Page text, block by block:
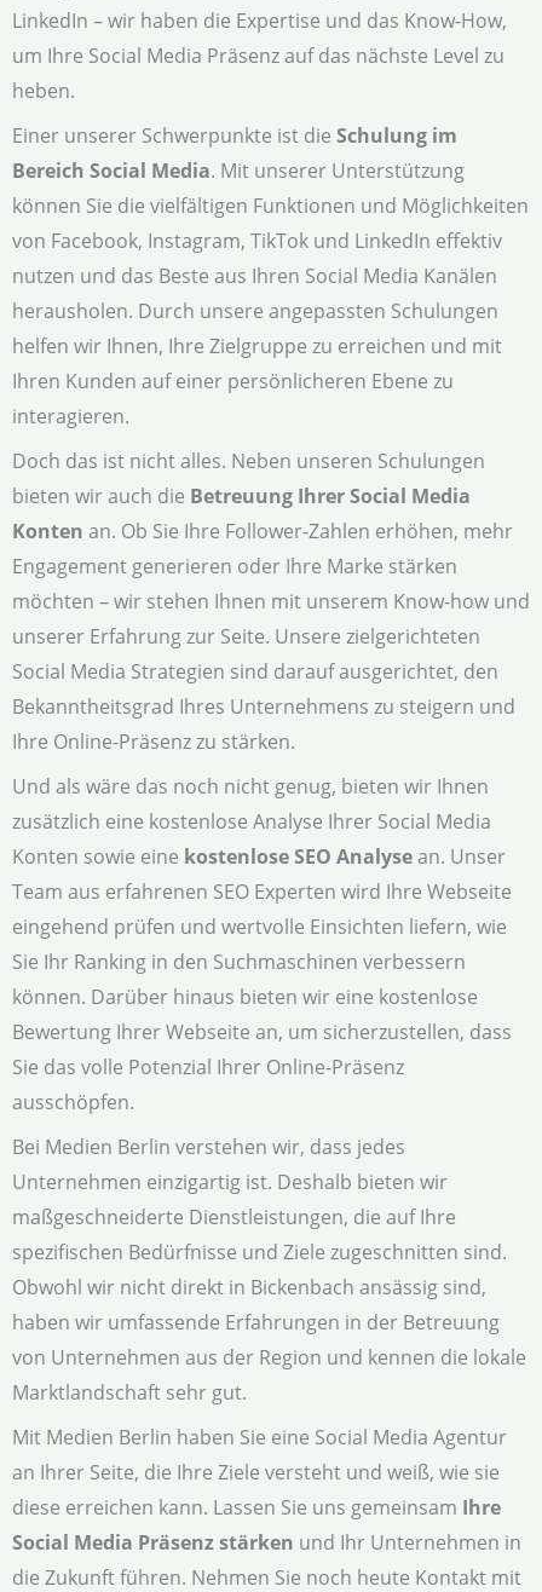
LinkedIn – wir haben die Expertise und das Know-How,
um Ihre Social Media Präsenz auf das nächste Level zu
heben.
Einer unserer Schwerpunkte ist die Schulung im
Bereich Social Media. Mit unserer Unterstützung
können Sie die vielfältigen Funktionen und Möglichkeiten
von Facebook, Instagram, TikTok und LinkedIn effektiv
nutzen und das Beste aus Ihren Social Media Kanälen
herausholen. Durch unsere angepassten Schulungen
helfen wir Ihnen, Ihre Zielgruppe zu erreichen und mit
Ihren Kunden auf einer persönlicheren Ebene zu
interagieren.
Doch das ist nicht alles. Neben unseren Schulungen
bieten wir auch die Betreuung Ihrer Social Media
Konten an. Ob Sie Ihre Follower-Zahlen erhöhen, mehr
Engagement generieren oder Ihre Marke stärken
möchten – wir stehen Ihnen mit unserem Know-how und
unserer Erfahrung zur Seite. Unsere zielgerichteten
Social Media Strategien sind darauf ausgerichtet, den
Bekanntheitsgrad Ihres Unternehmens zu steigern und
Ihre Online-Präsenz zu stärken.
Und als wäre das noch nicht genug, bieten wir Ihnen
zusätzlich eine kostenlose Analyse Ihrer Social Media
Konten sowie eine kostenlose SEO Analysean. Unser
Team aus erfahrenen SEO Experten wird Ihre Webseite
eingehend prüfen und wertvolle Einsichten liefern, wie
Sie Ihr Ranking in den Suchmaschinen verbessern
können. Darüber hinaus bieten wir eine kostenlose
Bewertung Ihrer Webseite an, um sicherzustellen, dass
Sie das volle Potenzial Ihrer Online-Präsenz
ausschöpfen.
Bei Medien Berlin verstehen wir, dass jedes
Unternehmen einzigartig ist. Deshalb bieten wir
maßgeschneiderte Dienstleistungen, die auf Ihre
spezifischen Bedürfnisse und Ziele zugeschnitten sind.
Obwohl wir nicht direkt in Bickenbach ansässig sind,
haben wir umfassende Erfahrungen in der Betreuung
von Unternehmen aus der Region und kennen die lokale
Marktlandschaft sehr gut.
Mit Medien Berlin haben Sie eine Social Media Agentur
an Ihrer Seite, die Ihre Ziele versteht und weiß, wie sie
diese erreichen kann. Lassen Sie uns gemeinsam Ihre
Social Media Präsenz stärken und Ihr Unternehmen in
die Zukunft führen. Nehmen Sie noch heute Kontakt mit